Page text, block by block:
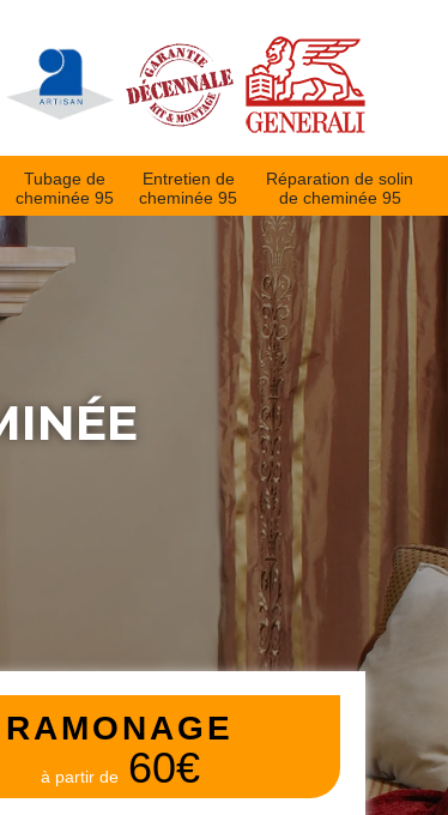
Tubage de
cheminée 95
Entretien de
cheminée 95
Réparation de solin
de cheminée 95
RAMONAGE
à partir de 60€